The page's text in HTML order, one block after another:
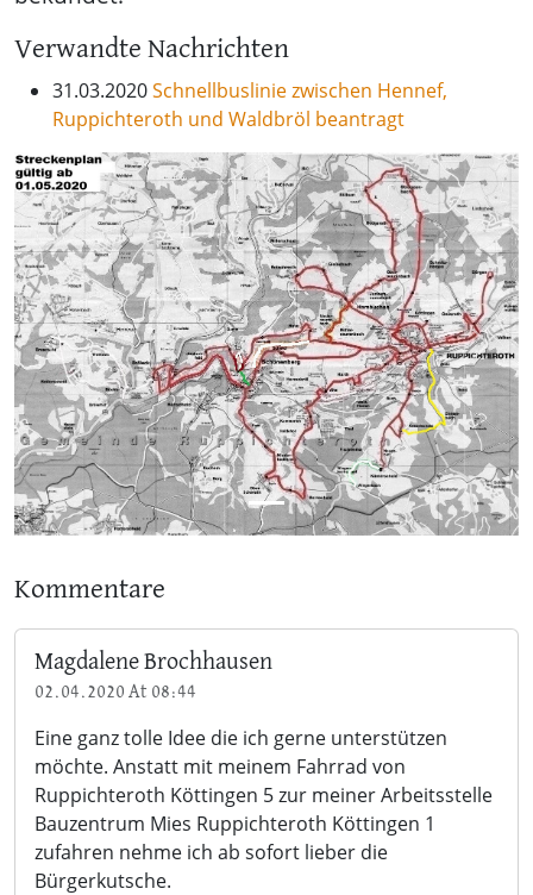
Verwandte Nachrichten
31.03.2020Schnellbuslinie zwischen Hennef,
Ruppichteroth und Waldbröl beantragt
Previous Next
Kommentare
Magdalene Brochhausen
02.04.2020 At 08:44
Eine ganz tolle Idee die ich gerne unterstützen
möchte. Anstatt mit meinem Fahrrad von
Ruppichteroth Köttingen 5 zur meiner Arbeitsstelle
Bauzentrum Mies Ruppichteroth Köttingen 1
zufahren nehme ich ab sofort lieber die
Bürgerkutsche.